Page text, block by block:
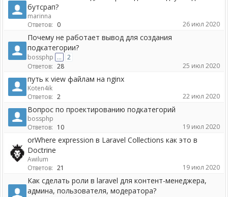
бутсрап?
marinna
Ответов: 0 26 июл 2020
Почему не работает вывод для создания
подкатегории?
bossphp ...
2
Ответов: 28 25 июл 2020
путь к view файлам на nginx
Koten4ik
Ответов: 2 22 июл 2020
Вопрос по проектированию подкатегорий
bossphp
Ответов: 10 19 июл 2020
orWhere expression в Laravel Collections как это в
Doctrine
Awilum
Ответов: 21 19 июл 2020
Как сделать роли в laravel для контент-менеджера,
админа, пользователя, модератора?